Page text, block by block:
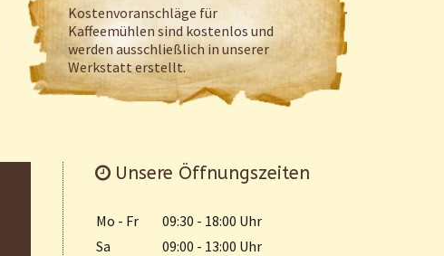
Kostenvoranschläge für
Kaffeemühlen sind kostenlos und
werden ausschließlich in unserer
Werkstatt erstellt.
Unsere Öffnungszeiten
Mo - Fr
09:30 - 18:00 Uhr
Sa
09:00 - 13:00 Uhr